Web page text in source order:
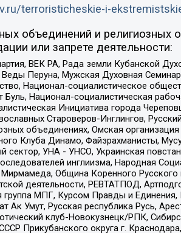
terroristicheskie-i-
объединений и религиозных
или запрете деятельности:
ВЕК РА, Рада земли Кубанской
Перуна, Мужская Духовная
Национал-социалистическое
Национал-социалистическая
Инициатива города
Староверов-Инглингов,
объединениях, Омская
Клуба Динамо, Файзрахманисты,
сектор, УНА - УНСО, Украинская
инглиизма, Народная
Община Коренного
деятельности, РЕВТАТПОД,
МПГ, Курсом Правды и Единения,
Ак Умут, Русская республика Русь,
клуб-Новокузнецк/РПК,
Прикубанского округа г.